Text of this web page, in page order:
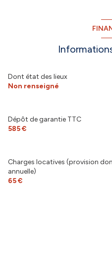
Dont état des lieux
Non renseigné
Dépôt de garantie TTC
585 €
Charges locatives (provision
annuelle)
65 €